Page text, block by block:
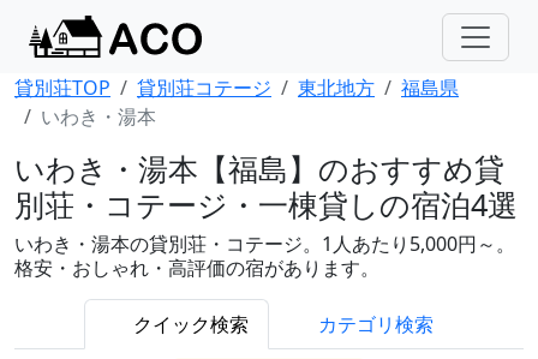
貸別荘TOP 貸別荘コテージ 東北地方
福島県
いわき・湯本
いわき・湯本【福島】のおすすめ貸
別荘・コテージ・一棟貸しの宿泊4選
いわき・湯本の貸別荘・コテージ。1人あたり5,000円～。
格安・おしゃれ・高評価の宿があります。
クイック検索 カテゴリ検索